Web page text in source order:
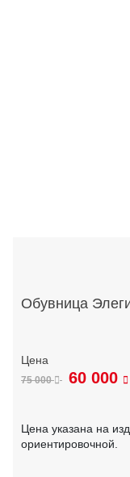
Обувница
75 000 60 000
Цена указана на
ориентировочной.